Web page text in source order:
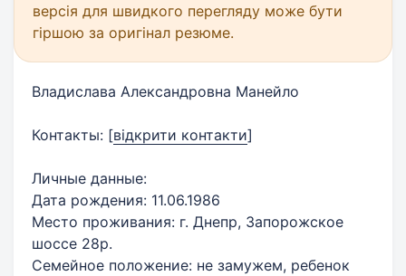
версія для швидкого перегляду може бути
гіршою за оригінал резюме.
Владислава Александровна Манейло
Контакты: [відкрити контакти]
Личные данные:
Дата рождения: 11.06.1986
Место проживания: г. Днепр, Запорожское
шоссе 28р.
Семейное положение: не замужем, ребенок